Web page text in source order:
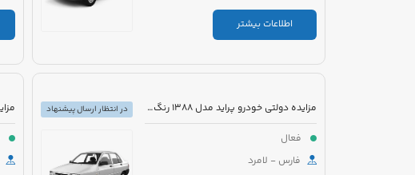
اطلاعات بیشتر
مزایده دولتی خودرو پراید مدل 1388 رنگ سفید
فعال
فارس - لامرد
در انتظار ارسال پیشنهاد